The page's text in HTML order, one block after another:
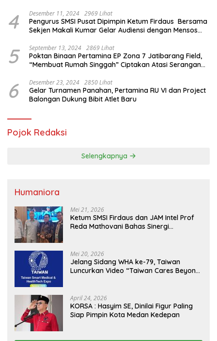
4 Desember 11, 2024 2969 Lihat
Pengurus SMSI Pusat Dipimpin Ketum Firdaus Bersama
Sekjen Makali Kumar Gelar Audiensi dengan Mensos
5 September 13, 2024 2869 Lihat
Poktan Binaan Pertamina EP Zona 7 Jatibarang Field,
“Membuat Rumah Singgah” Ciptakan Atasi Serangan
6 Desember 23, 2024 2850 Lihat
Gelar Turnamen Panahan, Pertamina RU VI dan Project
Balongan Dukung Bibit Atlet Baru
Pojok Redaksi
Selengkapnya
Humaniora
Mei 21, 2026
Ketum SMSI Firdaus dan JAM Intel Prof
Reda Mathovani Bahas Sinergi
MBG, Perkuat Pengawasan Program
Pemerintah
Mei 20, 2026
Jelang Sidang WHA ke-79, Taiwan
Luncurkan Video “Taiwan Cares Beyond
April 24, 2026
KORSA : Hasyim SE, Dinilai Figur Paling
Siap Pimpin Kota Medan Kedepan